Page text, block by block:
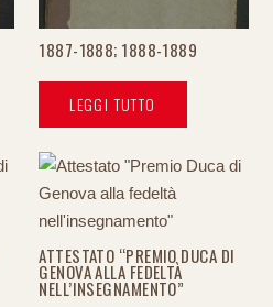
1887-1888; 1888-1889
LEGGI TUTTO
ATTESTATO “PREMIO DUCA DI
GENOVA ALLA FEDELTÀ
NELL’INSEGNAMENTO”